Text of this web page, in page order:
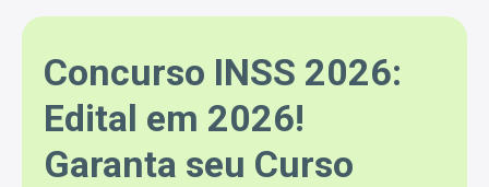
Concurso INSS 2026:
Edital em 2026!
Garanta seu Curso